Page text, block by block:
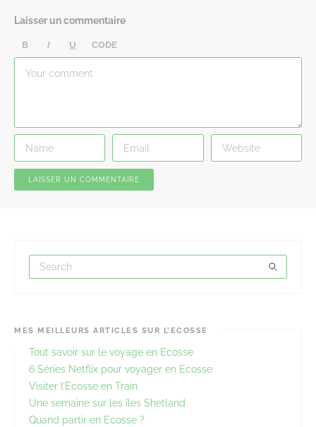
Laisser un commentaire
B I U CODE
MES MEILLEURS ARTICLES SUR L’ECOSSE
Tout savoir sur le voyage en Ecosse
6 Séries Netflix pour voyager en Ecosse
Visiter l’Ecosse en Train
Une semaine sur les îles Shetland
Quand partir en Ecosse ?